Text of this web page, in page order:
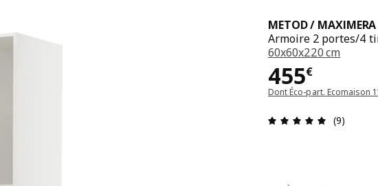
METOD / MAXIMERA
Armoire 2 portes/4
60x60x220 cm
455€
Prix 455€
Dont Éco-part. Ecomaison
Avis: 4.9
(9)